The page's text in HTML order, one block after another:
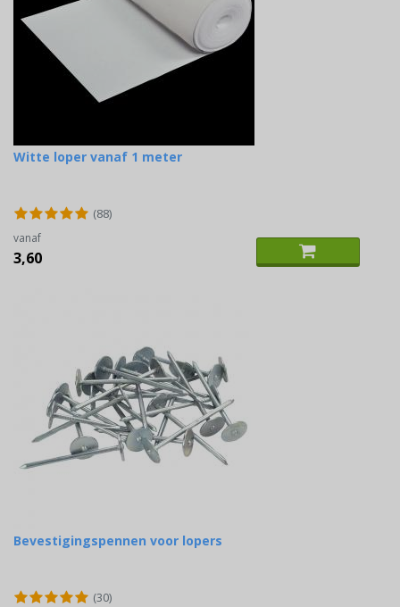
Witte loper vanaf 1 meter
(88)
vanaf
3,60
Bevestigingspennen voor lopers
(30)